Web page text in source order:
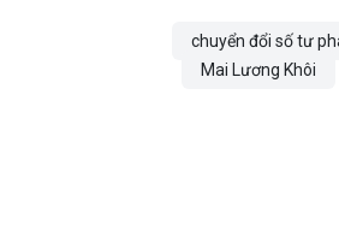
chuyển đổi số tư
Mai Lương Khôi